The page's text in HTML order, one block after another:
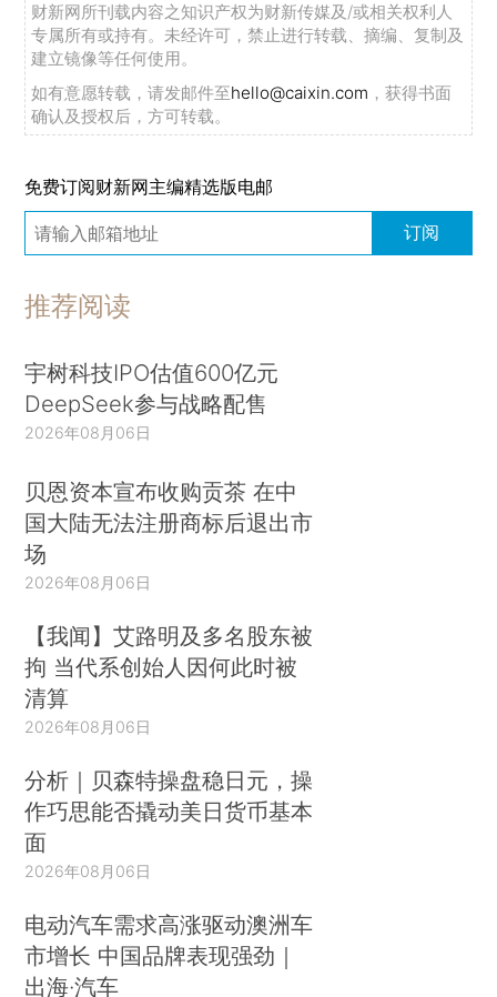
财新网所刊载内容之知识产权为财新传媒及/或相关权利人
专属所有或持有。未经许可，禁止进行转载、摘编、复制及
建立镜像等任何使用。
如有意愿转载，请发邮件至hello@caixin.com ，获得书面
确认及授权后，方可转载。
免费订阅财新网主编精选版电邮
订阅
推荐阅读
宇树科技IPO估值600亿元
DeepSeek参与战略配售
2026年08月06日
贝恩资本宣布收购贡茶 在中
国大陆无法注册商标后退出市
场
2026年08月06日
【我闻】艾路明及多名股东被
拘 当代系创始人因何此时被
清算
2026年08月06日
分析｜贝森特操盘稳日元，操
作巧思能否撬动美日货币基本
面
2026年08月06日
电动汽车需求高涨驱动澳洲车
市增长 中国品牌表现强劲｜
出海·汽车